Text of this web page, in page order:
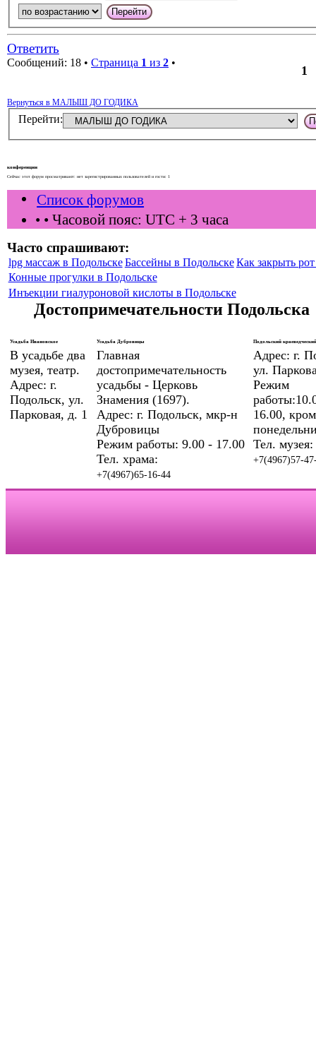
Ответить
Сообщений: 18 • Страница 1 из 2 •
1
Вернуться в МАЛЫШ ДО ГОДИКА
Перейти:
конференции
Сейчас этот форум просматривают: нет зарегистрированных пользователей и гости: 1
Список форумов
• • Часовой пояс: UTC + 3 часа
Часто спрашивают:
lpg массаж в Подольске Бассейны в ПодольскеКак закрыть
Конные прогулки в Подольске
Инъекции гиалуроновой кислоты в Подольске
Достопримечательности Подольска
Усадьба Ивановское
В усадьбе два
музея, театр.
Адрес: г.
Подольск, ул.
Парковая, д. 1
Усадьба Дубровицы
Главная
достопримечательность
усадьбы - Церковь
Знамения (1697).
Адрес: г. Подольск, мкр-н
Дубровицы
Режим работы: 9.00 - 17.00
Тел. храма:
+7(4967)65-16-44
Подольский
Адрес: г.
ул.
Режим
16.00,
Тел. музея:
+7(4967)57-